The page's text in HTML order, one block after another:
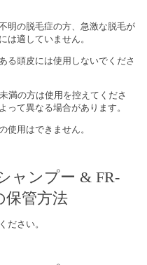
明の脱毛症の方、急激な脱毛が
は適していません。
る頭皮には使用しないでくださ
満の方は使用を控えてくださ
って異なる場合があります。
使用はできません。
ャンプー & FR-
保管方法
ださい。